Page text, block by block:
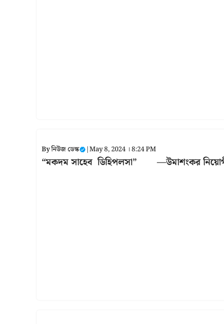
Byনিউজ ডেস্ক |May 8, 2024 । 8:24 PM
“মকদম সাহেব ডিহিপলসা” —উমাশংকর